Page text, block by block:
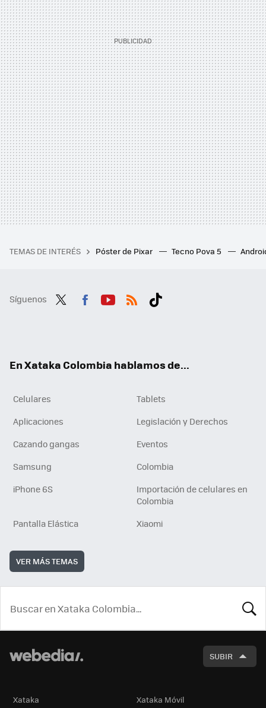
TEMAS DE INTERÉS Póster de Pixar Tecno Pova 5
Síguenos
En Xataka Colombia hablamos de...
Celulares
Tablets
Aplicaciones
Legislación y Derechos
Cazando gangas
Eventos
Samsung
Colombia
iPhone 6S
Importación de celulares en
Colombia
Pantalla Elástica
Xiaomi
VER MÁS TEMAS
SUBIR
Xataka Xataka Móvil